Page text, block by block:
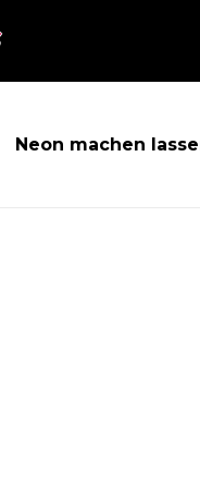
Neon machen